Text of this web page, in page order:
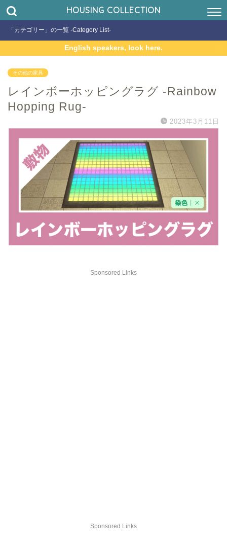
HOUSING COLLECTION
「カテゴリー」の一覧 -Category List-
English speakers, look here.
その他の家具
レインボーホッピングラグ -Rainbow
Hopping Rug-
2023年3月11日
Sponsored Links
Sponsored Links